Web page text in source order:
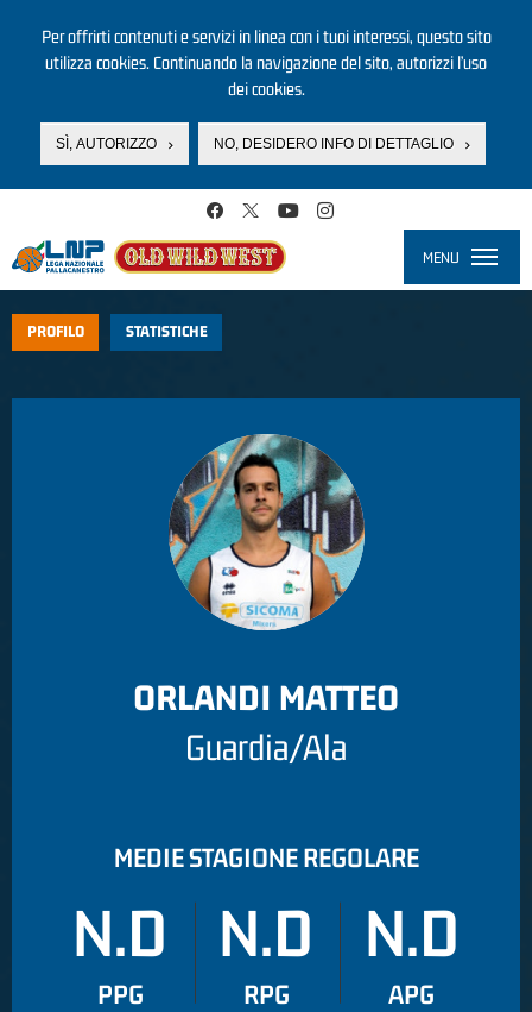
Per offrirti contenuti e servizi in linea con i tuoi interessi, questo sito
utilizza cookies. Continuando la navigazione del sito, autorizzi l’uso
dei cookies.
SÌ, AUTORIZZO NO, DESIDERO INFO DI DETTAGLIO
MENU
PROFILO STATISTICHE
ORLANDI MATTEO
Guardia/Ala
MEDIE STAGIONE REGOLARE
N.D
PPG
N.D
RPG
N.D
APG